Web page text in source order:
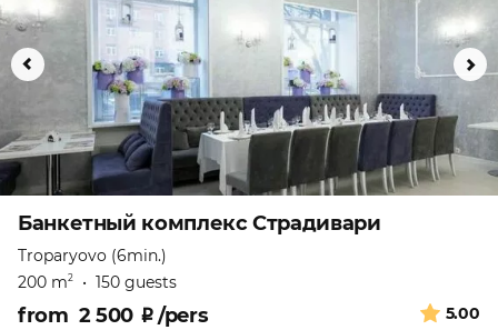
Банкетный комплекс Страдивари
Troparyovo (6min.)
200 m2 • 150 guests
5.00
from 2 500 ₽/pers